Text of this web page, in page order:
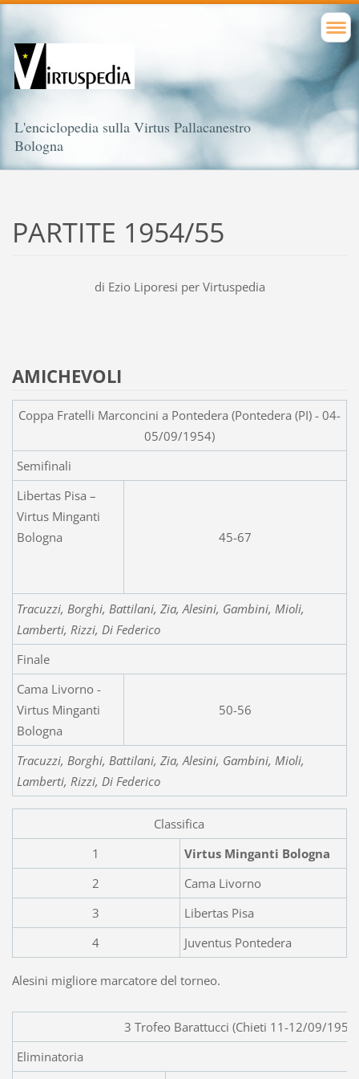
L'enciclopedia sulla Virtus Pallacanestro
Bologna
PARTITE 1954/55
di Ezio Liporesi per Virtuspedia
AMICHEVOLI
Coppa Fratelli Marconcini a Pontedera (Pontedera (PI) - 04-
05/09/1954)
Semifinali
Libertas Pisa –
Virtus Minganti
Bologna
45-67
Tracuzzi, Borghi, Battilani, Zia, Alesini, Gambini, Mioli,
Lamberti, Rizzi, Di Federico
Finale
Cama Livorno -
Virtus Minganti
Bologna
50-56
Tracuzzi, Borghi, Battilani, Zia, Alesini, Gambini, Mioli,
Lamberti, Rizzi, Di Federico
Classifica
1
Virtus Minganti Bologna
2
Cama Livorno
3
Libertas Pisa
4
Juventus Pontedera
Alesini migliore marcatore del torneo.
3 Trofeo Barattucci (Chieti 11-12/09/1954)
Eliminatoria